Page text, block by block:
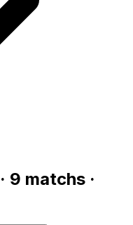
· 9 matchs ·